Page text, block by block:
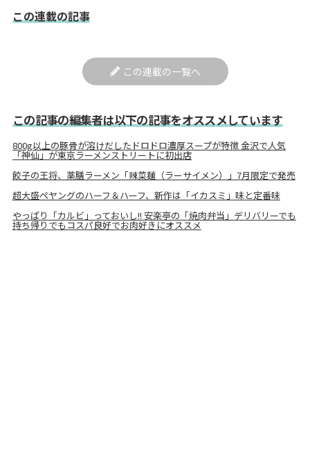
この連載の記事
この連載の一覧へ
この記事の編集者は以下の記事をオススメしています
800g以上の豚骨が溶けだしたドロドロ濃厚スープが特徴 金沢で人気
「神仙」が東京ラーメンストリートに初出店
餃子の王将、薬膳ラーメン「辣菜麺（ラーサイメン）」7月限定で発売
超大盛ペヤングのハーフ＆ハーフ、新作は「イカスミ」味と定番味
やっぱり「カルビ」っておいし!! 安楽亭の「焼肉弁当」デリバリーでも
持ち帰りでもコスパ良好でお肉好きにオススメ